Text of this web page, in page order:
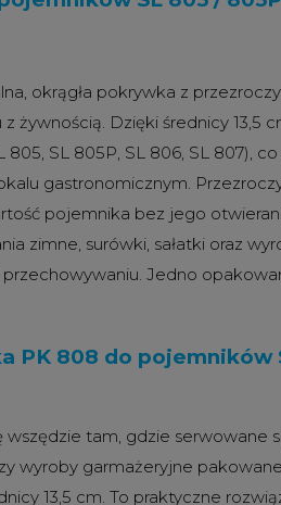
okrągła pokrywka z
żywnością. Dzięki średnicy 13,5
805, SL 805P, SL 806, SL 807),
gastronomicznym.
pojemnika bez jego
zimne, surówki, sałatki oraz
Jedno
PK 808 do pojemników
tam, gdzie serwowane
wyroby garmażeryjne
13,5 cm. To praktyczne